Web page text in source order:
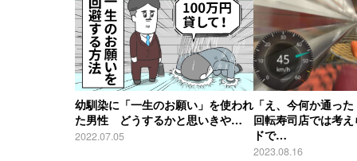
幼馴染に「一生のお願い」を使われ
た男性 どうするかと思いきや…
2022.07.05
「え、今何か通っ
回転寿司店では考
ドで…
2023.08.16